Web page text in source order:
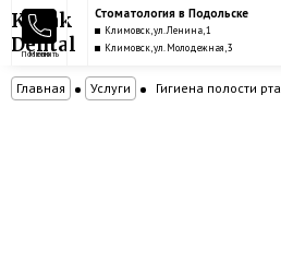
Kozak
Dental
Стоматология в Подольске
Климовск, ул. Ленина, 1
Климовск, ул. Молодежная, 3
Позвонить
Меню
Главная Услуги Гигиена полости рта